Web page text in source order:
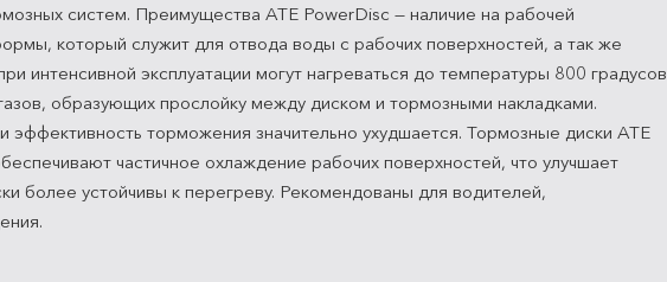
систем. Преимущества ATE PowerDisc — наличие на рабочей
который служит для отвода воды с рабочих поверхностей, а так же
интенсивной эксплуатации могут нагреваться до температуры 800 градусов
образующих прослойку между диском и тормозными накладками.
торможения значительно ухудшается. Тормозные диски ATE
частичное охлаждение рабочих поверхностей, что улучшает
более устойчивы к перегреву. Рекомендованы для водителей,